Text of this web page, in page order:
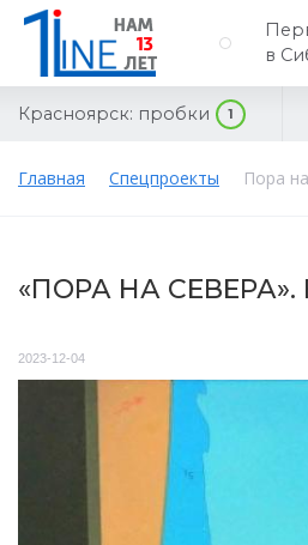
в
Красноярск: пробки 1
Главная Спецпроекты Пора
«ПОРА НА
2023-12-04